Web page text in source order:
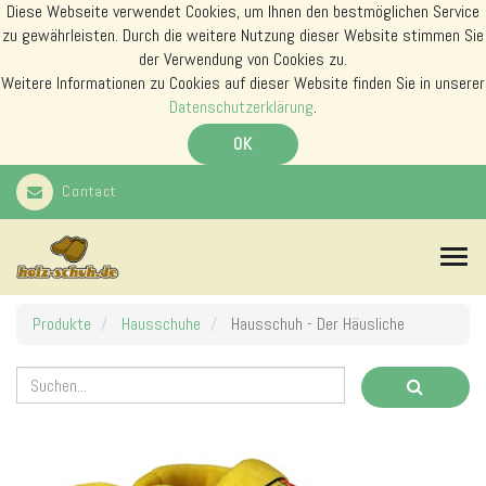
Diese Webseite verwendet Cookies, um Ihnen den bestmöglichen Service
zu gewährleisten. Durch die weitere Nutzung dieser Website stimmen Sie
der Verwendung von Cookies zu.
Weitere Informationen zu Cookies auf dieser Website finden Sie in unserer
Datenschutzerklärung.
OK
Contact
N
v
Produkte Hausschuhe Hausschuh - Der Häusliche